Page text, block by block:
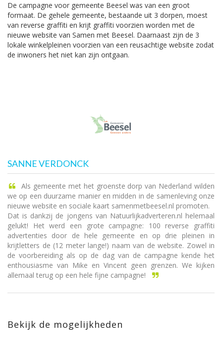
De campagne voor gemeente Beesel was van een groot
formaat. De gehele gemeente, bestaande uit 3 dorpen, moest
van reverse graffiti en krijt graffiti voorzien worden met de
nieuwe website van Samen met Beesel. Daarnaast zijn de 3
lokale winkelpleinen voorzien van een reusachtige website zodat
de inwoners het niet kan zijn ontgaan.
SANNE VERDONCK
Als gemeente met het groenste dorp van Nederland wilden
we op een duurzame manier en midden in de samenleving onze
nieuwe website en sociale kaart samenmetbeesel.nl promoten.
Dat is dankzij de jongens van Natuurlijkadverteren.nl helemaal
gelukt! Het werd een grote campagne: 100 reverse graffiti
advertenties door de hele gemeente en op drie pleinen in
krijtletters de (12 meter lange!) naam van de website. Zowel in
de voorbereiding als op de dag van de campagne kende het
enthousiasme van Mike en Vincent geen grenzen. We kijken
allemaal terug op een hele fijne campagne!
Bekijk de mogelijkheden